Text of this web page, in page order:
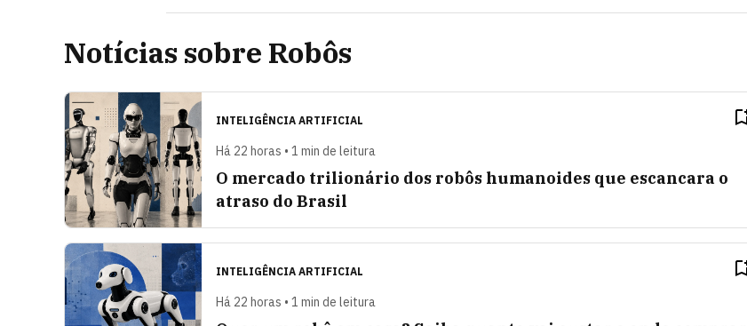
Notícias sobre Robôs
INTELIGÊNCIA ARTIFICIAL
Há 22 horas • 1 min de leitura
O mercado trilionário dos robôs humanoides que escancara o
atraso do Brasil
INTELIGÊNCIA ARTIFICIAL
Há 22 horas • 1 min de leitura